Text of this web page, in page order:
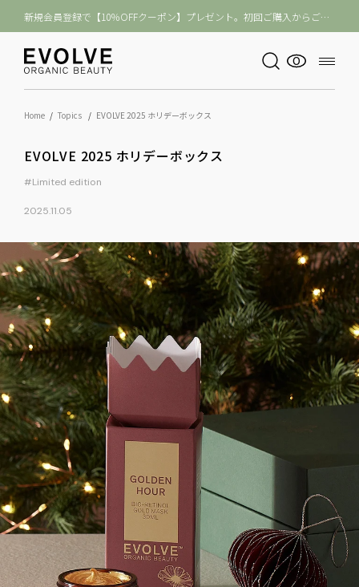
0
Home Topics EVOLVE 2025 ホリデーボックス
EVOLVE 2025 ホリデーボックス
#Limited edition
2025.11.05